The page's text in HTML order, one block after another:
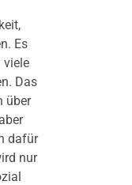
Es
viele
Das
über
dafür
nur